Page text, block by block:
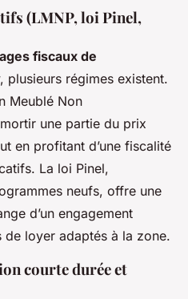
(LMNP, loi Pinel,
fiscaux de
plusieurs régimes existent.
Meublé Non
une partie du prix
en profitant d’une fiscalité
La loi Pinel,
neufs, offre une
d’un engagement
loyer adaptés à la zone.
courte durée et